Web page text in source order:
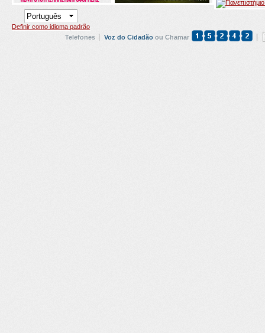
Definir como idioma padrão
Telefones
Voz do Cidadão ou Chamar